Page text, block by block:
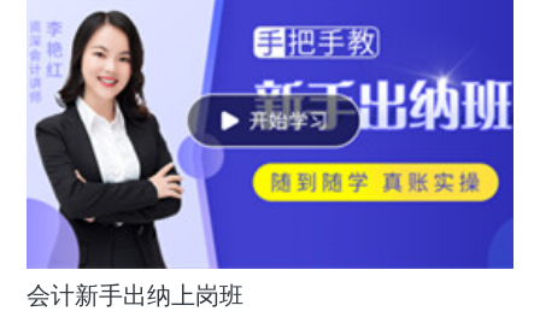
会计新手出纳上岗班